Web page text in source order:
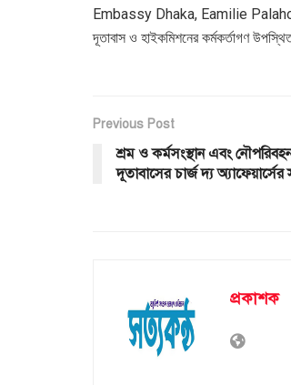
Embassy Dhaka, Eamilie
দূতাবাস ও হাইকমিশনের কর্মকর্তাগণ
Previous Post
শ্রম ও কর্মসংস্থান এবং
দূতাবাসের চার্জ দ্য অ্যাফেয়ার্সের
প্রকাশক